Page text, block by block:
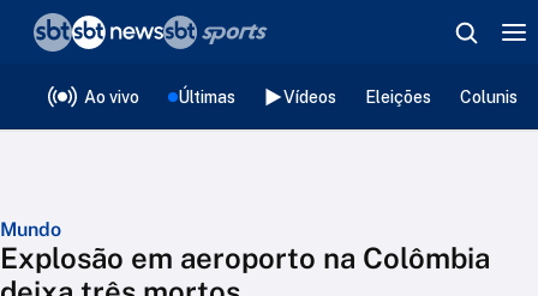
Ao vivo Últimas Vídeos Eleições
Mundo
Explosão em aeroporto na Colômbia
❮voltar
Editorias